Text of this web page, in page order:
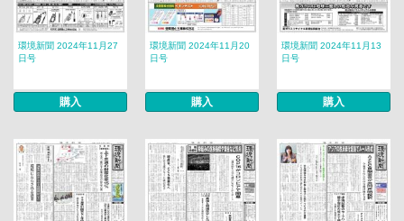
環境新聞 2024年11月27
日号
購入
環境新聞 2024年11月20
日号
購入
環境新聞 2024年11月13
日号
購入